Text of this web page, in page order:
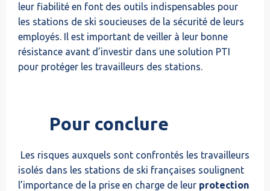
leur fiabilité en font des outils indispensables pour
les stations de ski soucieuses de la sécurité de leurs
employés. Il est important de veiller à leur bonne
résistance avant d’investir dans une solution PTI
pour protéger les travailleurs des stations.
Pour conclure
Les risques auxquels sont confrontés les travailleurs
isolés dans les stations de ski françaises soulignent
l’importance de la prise en charge de leur protection